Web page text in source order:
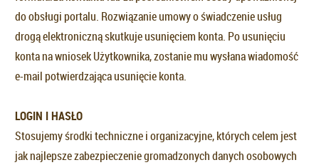
do obsługi portalu. Rozwiązanie umowy o świadczenie usług
drogą elektroniczną skutkuje usunięciem konta. Po usunięciu
konta na wniosek Użytkownika, zostanie mu wysłana wiadomość
e-mail potwierdzająca usunięcie konta.
LOGIN I HASŁO
Stosujemy środki techniczne i organizacyjne, których celem jest
jak najlepsze zabezpieczenie gromadzonych danych osobowych